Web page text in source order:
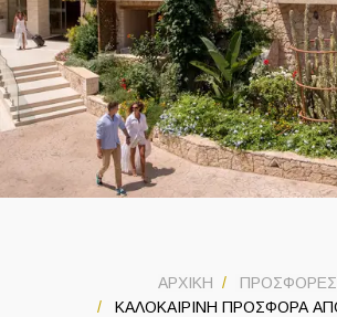
ΑΡΧΙΚΗ
ΠΡΟΣΦΟΡΕΣ
ΚΑΛΟΚΑΙΡΙΝΗ ΠΡΟΣΦΟΡΑ